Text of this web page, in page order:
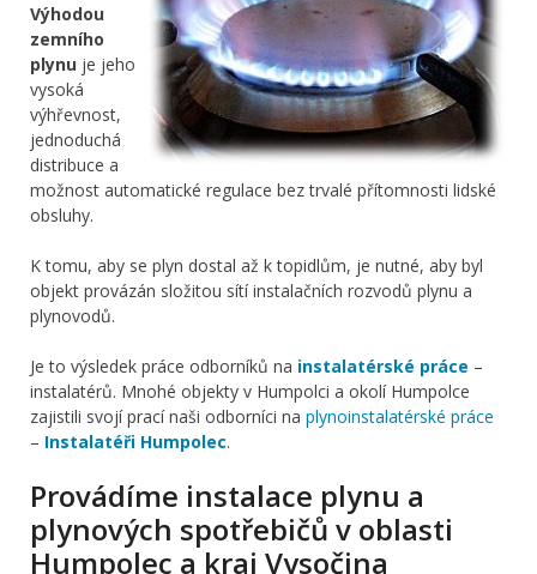
Výhodou
zemního
plynu je jeho
vysoká
výhřevnost,
jednoduchá
distribuce a
možnost automatické regulace bez trvalé přítomnosti lidské
obsluhy.
K tomu, aby se plyn dostal až k topidlům, je nutné, aby byl
objekt provázán složitou sítí instalačních rozvodů plynu a
plynovodů.
Je to výsledek práce odborníků na instalatérské práce –
instalatérů. Mnohé objekty v Humpolci a okolí Humpolce
zajistili svojí prací naši odborníci na plynoinstalatérské práce
– Instalatéři Humpolec.
Provádíme instalace plynu a
plynových spotřebičů v oblasti
Humpolec a kraj Vysočina